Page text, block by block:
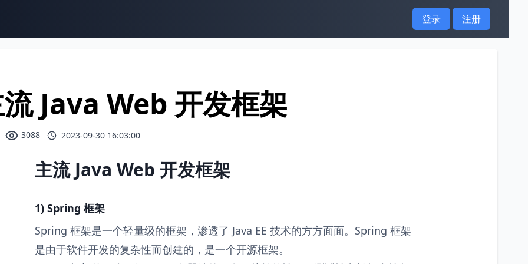
登录 注册
Java Web 开发框架
3088 2023-09-30 16:03:00
主流 Java Web 开发框架
1) Spring 框架
Spring 框架是一个轻量级的框架，渗透了 Java EE 技术的方方面面。Spring 框架
是由于软件开发的复杂性而创建的，是一个开源框架。